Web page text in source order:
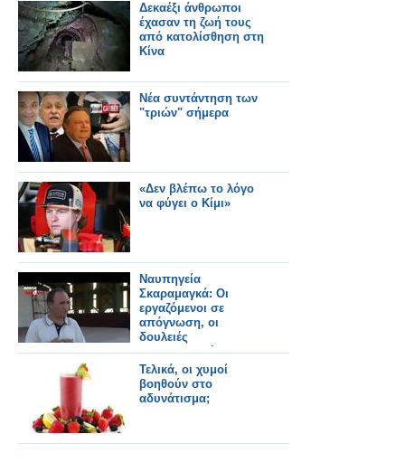
Δεκαέξι άνθρωποι
έχασαν τη ζωή τους
από κατολίσθηση στη
Κίνα
Νέα συντάντηση των
"τριών" σήμερα
«Δεν βλέπω το λόγο
να φύγει ο Κίμι»
Ναυπηγεία
Σκαραμαγκά: Οι
εργαζόμενοι σε
απόγνωση, οι
δουλειές
μισοτελειωμένες
Τελικά, οι χυμοί
βοηθούν στο
αδυνάτισμα;